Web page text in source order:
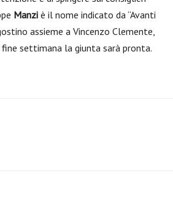
Manzi è il nome indicato da “Avanti
assieme a Vincenzo Clemente,
settimana la giunta sarà pronta.